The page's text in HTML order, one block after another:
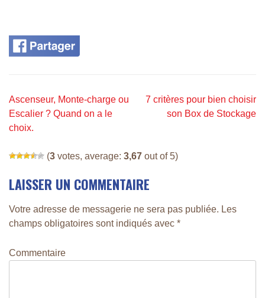
N
A
V
I
A
T
I
N
Ascenseur, Monte-charge ou
Escalier ? Quand on a le
choix.
7 critères pour bien choisir
son Box de Stockage
(3 votes, average: 3,67 out of 5)
LAISSER UN COMMENTAIRE
Votre adresse de messagerie ne sera pas publiée. Les
champs obligatoires sont indiqués avec *
Commentaire